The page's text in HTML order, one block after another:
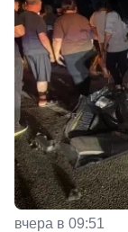
вчера в 09:51